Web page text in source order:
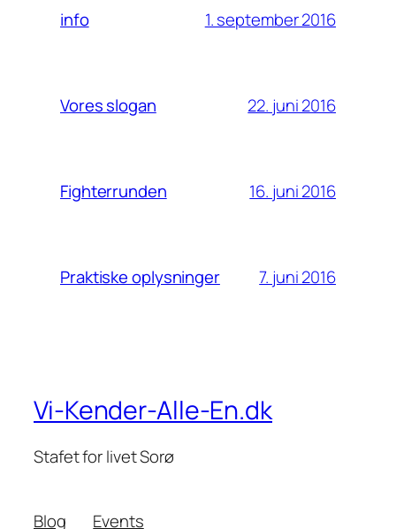
info 1. september 2016
Vores slogan 22. juni 2016
Fighterrunden 16. juni 2016
Praktiske oplysninger 7. juni 2016
Vi-Kender-Alle-En.dk
Stafet for livet Sorø
Blog Events